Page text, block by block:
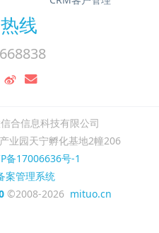
线
合信息科技有限公司
业园天宁孵化基地2幢206
备17006636号-1
案管理系统
©2008-2026 mituo.cn